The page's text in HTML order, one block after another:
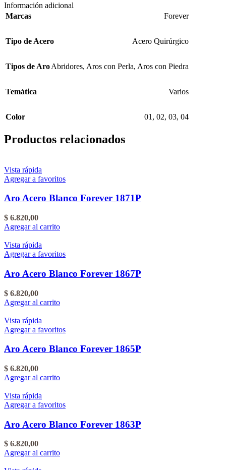
Información adicional
Marcas
Forever
Tipo de Acero Acero Quirúrgico
Tipos de AroAbridores, Aros con Perla, Aros con Piedra
Temática Varios
Color 01 , 02, 03, 04
Productos relacionados
Vista rápida
Agregar a favoritos
Aro Acero Blanco Forever 1871P
$ 6.820,00
Agregar al carrito
Vista rápida
Agregar a favoritos
Aro Acero Blanco Forever 1867P
$ 6.820,00
Agregar al carrito
Vista rápida
Agregar a favoritos
Aro Acero Blanco Forever 1865P
$ 6.820,00
Agregar al carrito
Vista rápida
Agregar a favoritos
Aro Acero Blanco Forever 1863P
$ 6.820,00
Agregar al carrito